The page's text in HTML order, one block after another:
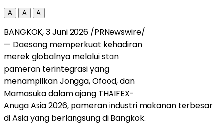
A A A
BANGKOK, 3 Juni 2026 /PRNewswire/
— Daesang memperkuat kehadiran
merek globalnya melalui stan
pameran terintegrasi yang
menampilkan Jongga, Ofood, dan
Mamasuka dalam ajang THAIFEX-
Anuga Asia 2026, pameran industri makanan terbesar
di Asia yang berlangsung di Bangkok.